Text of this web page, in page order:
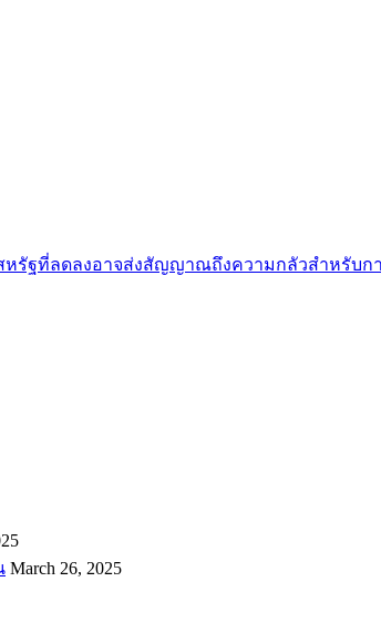
รัฐที่ลดลงอาจส่งสัญญาณถึงความกลัวสำหรับก
March 26, 2025